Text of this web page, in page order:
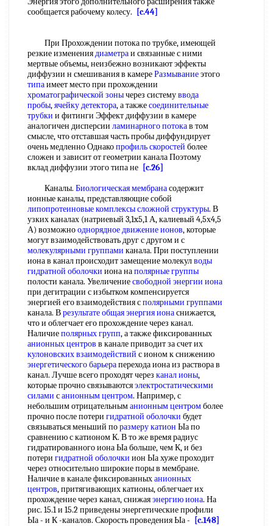
сообщается рабочему колесу.
[c.44]
При Прохождении потока по трубке, имеющей
резкие изменениядиаметраи связанные с ними
мертвые объемы, неизбежно возникают эффекты
диффузии н смешивания в камереРазмываниеэтого
типаимеет место при прохождении
хроматографической зонычерез системуввода
пробы,ячейку детектора, а такжесоединительные
трубки и фитинги Эффект диффузии в камере
аналогичен дисперсии ламинарного потокав том
смысле, что отставшая часть пробы диффундирует
очень медленно Однакопрофиль скоростей более
сложен и зависит от геометрии канала Поэтому
вклад диффузии этого типа не [c.26]
Каналы. Биологическая мембранасодержит
ионные каналы, представляющие собой
липопротеиновые комплексысложной структуры. В
узких каналах (натриевый 3,1x5,1 А, калиевый 4,5х4,5
А) возможнооднорядноедвижение ионов, которые
могут взаимодействовать друг с другом и с
молекулярными группами канала. При поступлении
иона в канал происходит замещение молекулводы
гидратной оболочки иона наполярные группы
полости канала. Увеличениесвободной энергии иона
при дегитрации с избытком компенсируется
энергией его взаимодействия сполярными группами
канала. Врезультате общаяэнергия ионаснижается,
что и облегчает его прохождение через канал.
Наличиеполярных групп, а также фиксированных
анионных центров в канале приводит за счет их
кулоновских взаимодействий с ионом к снижению
энергетического барьераперехода иона из раствора в
канал. Лучше всего проходят через канал ионы,
которые прочно связываютсяэлектростатическими
силами санионным центром. Например, с
небольшим отрицательныманионным центромболее
прочно после потери гидратной оболочки будет
связываться меньший поразмеру катион Ыа по
сравнению с катионом К. В то же время радиус
гидратированного иона Ыа больше, чем К, и без
потери гидратной оболочки ион Ыа хуже проходит
через относительно широкие поры в мембране.
Наличие в канале фиксированныханионных
центров, притягивающих катионы, облегчает их
прохождение через канал, снижаяэнергию иона. На
рис. 15.1 и 15.2 приведены энергетические профили
Ыа - и К -каналов. Скорость проведения Ыа -
[c.148]